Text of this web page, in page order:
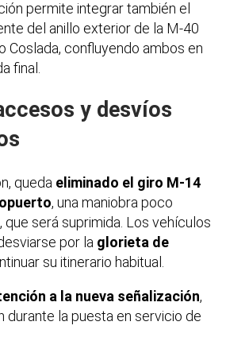
permite integrar también el
del anillo exterior de la M-40
Coslada, confluyendo ambos en
final.
y desvíos
queda eliminado el giro M-14
, una maniobra poco
que será suprimida. Los vehículos
por la glorieta de
su itinerario habitual.
a la nueva señalización,
durante la puesta en servicio de